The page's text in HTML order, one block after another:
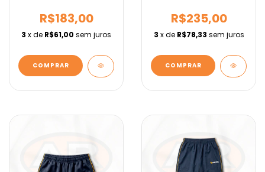
R$183,00
3 x de R$61,00 sem juros
COMPRAR
R$235,00
3 x de R$78,33 sem juros
COMPRAR